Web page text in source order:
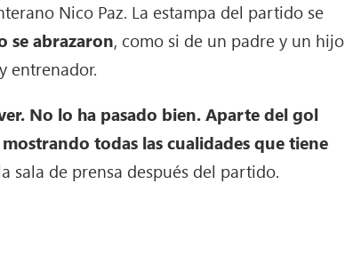
Nico Paz. La estampa del partido se
se abrazaron, como si de un padre y un hijo
entrenador.
No lo ha pasado bien. Aparte del gol
todas las cualidades que tiene
sala de prensa después del partido.